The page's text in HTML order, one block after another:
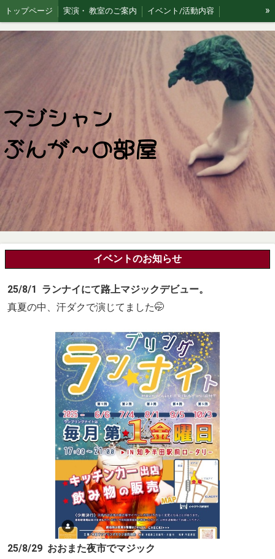
トップページ 実演・ 教室のご案内 イベント/活動内容
マジックあれこれ
»
マジシャン
ぶんが〜の部屋
イベントのお知らせ
25/8/1 ランナイにて路上マジックデビュー。
真夏の中、汗ダクで演じてました🤭
25/8/29 おおまた夜市でマジック